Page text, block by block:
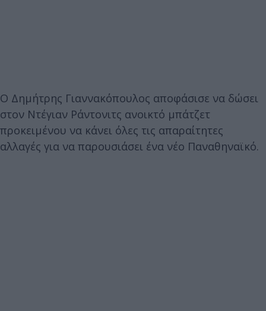
Ο Δημήτρης Γιαννακόπουλος αποφάσισε να δώσει
στον Ντέγιαν Ράντονιτς ανοικτό μπάτζετ
προκειμένου να κάνει όλες τις απαραίτητες
αλλαγές για να παρουσιάσει ένα νέο Παναθηναϊκό.